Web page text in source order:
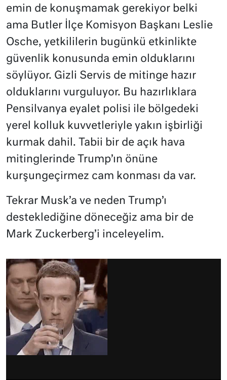
emin de konuşmamak gerekiyor belki
ama Butler İlçe Komisyon Başkanı Leslie
Osche, yetkililerin bugünkü etkinlikte
güvenlik konusunda emin olduklarını
söylüyor. Gizli Servis de mitinge hazır
olduklarını vurguluyor. Bu hazırlıklara
Pensilvanya eyalet polisi ile bölgedeki
yerel kolluk kuvvetleriyle yakın işbirliği
kurmak dahil. Tabii bir de açık hava
mitinglerinde Trump’ın önüne
kurşungeçirmez cam konması da var.
Tekrar Musk’a ve neden Trump’ı
desteklediğine döneceğiz ama bir de
Mark Zuckerberg’i inceleyelim.